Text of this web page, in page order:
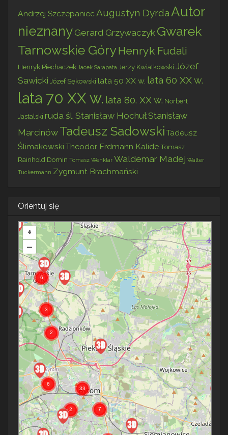
Andrzej Szczepaniec Augustyn Dyrda Autor
nieznany Gerard Grzywaczyk Gwarek
Tarnowskie GóryHenryk Fudali
Henryk Piechaczek Jacek Sarapata Jerzy Kwiatkowski Józef
Sawicki Józef Sękowski lata 50 XX w. lata 60 XX w.
lata 70 XX w. lata 80. XX w. Norbert
Jastalski ruda śl. Stanisław HochułStanisław
Marcinów Tadeusz Sadowski Tadeusz
Ślimakowski Theodor Erdmann KalideTomasz
Rainhold Domin Tomasz Wenklar Waldemar Madej Walter
Tuckermann Zygmunt Brachmański
Orientuj się
+
–